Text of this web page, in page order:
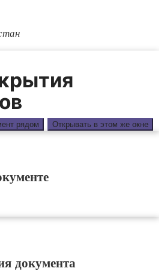
рядом Открывать в этом же окне
документа